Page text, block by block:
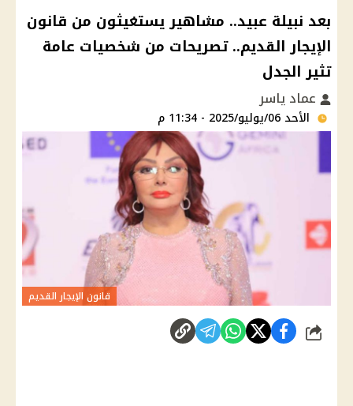
بعد نبيلة عبيد.. مشاهير يستغيثون من قانون
الإيجار القديم.. تصريحات من شخصيات عامة
تثير الجدل
عماد ياسر
الأحد 06/يوليو/2025 - 11:34 م
قانون الإيجار القديم
شارك